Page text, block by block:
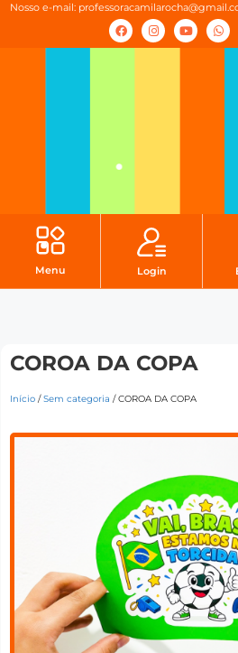
Nosso e-mail:
Menu Login
COROA DA COPA
Início /Sem categoria / COROA DA COPA